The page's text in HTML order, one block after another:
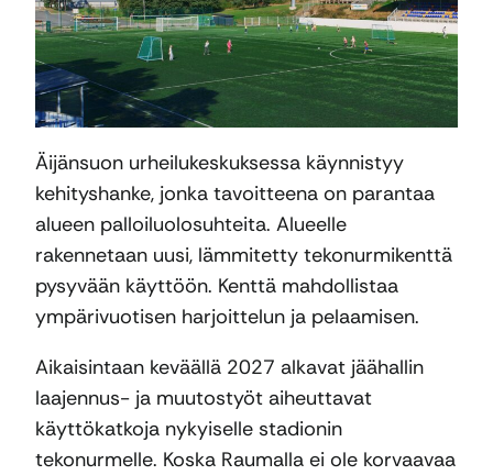
Äijänsuon urheilukeskuksessa käynnistyy
kehityshanke, jonka tavoitteena on parantaa
alueen palloiluolosuhteita. Alueelle
rakennetaan uusi, lämmitetty tekonurmikenttä
pysyvään käyttöön. Kenttä mahdollistaa
ympärivuotisen harjoittelun ja pelaamisen.
Aikaisintaan keväällä 2027 alkavat jäähallin
laajennus- ja muutostyöt aiheuttavat
käyttökatkoja nykyiselle stadionin
tekonurmelle. Koska Raumalla ei ole korvaavaa